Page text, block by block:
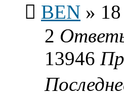
BEN »
2
13946